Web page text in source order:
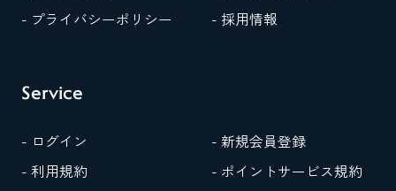
- プライバシーポリシー
- 採用情報
Service
- ログイン
- 新規会員登録
- 利用規約
- ポイントサービス規約